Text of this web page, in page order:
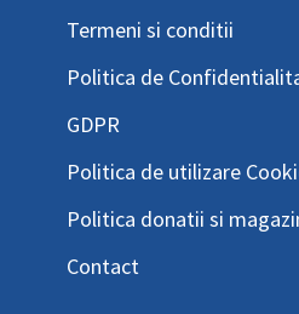
Termeni si conditii
Politica de
GDPR
Politica de utilizare
Politica donatii si
Contact